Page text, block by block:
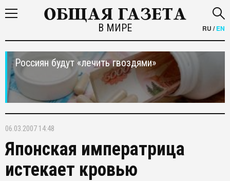
В МИРЕ RU /EN
Россиян будут «лечить гвоздями»
06.03.2007 14:48
Японская императрица
истекает кровью